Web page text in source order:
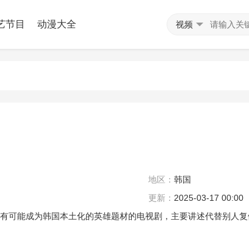
节目 动漫大全 视频
地区： 韩国
更新： 2025-03-17 00:00
可能成为韩国本土化的英雄题材的电视剧，主要讲述代替别人